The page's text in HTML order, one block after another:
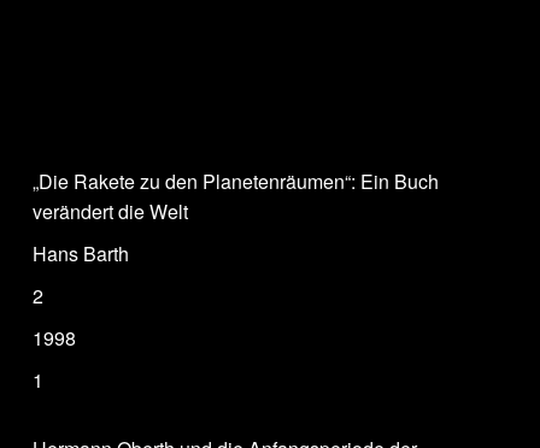
„Die Rakete zu den Planetenräumen“: Ein Buch
verändert die Welt
Hans Barth
2
1998
1